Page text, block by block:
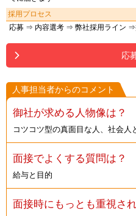
採用プロセス
応募 ⇒ 内容選考 ⇒ 弊社採用ライン ⇒
応
人事担当者からのコメント
御社が求める人物像は？
コツコツ型の真面目な人、社会
面接でよくする質問は？
給与と目的
面接時にもっとも重視さ